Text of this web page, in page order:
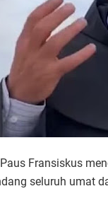
Fransiskus
seluruh umat